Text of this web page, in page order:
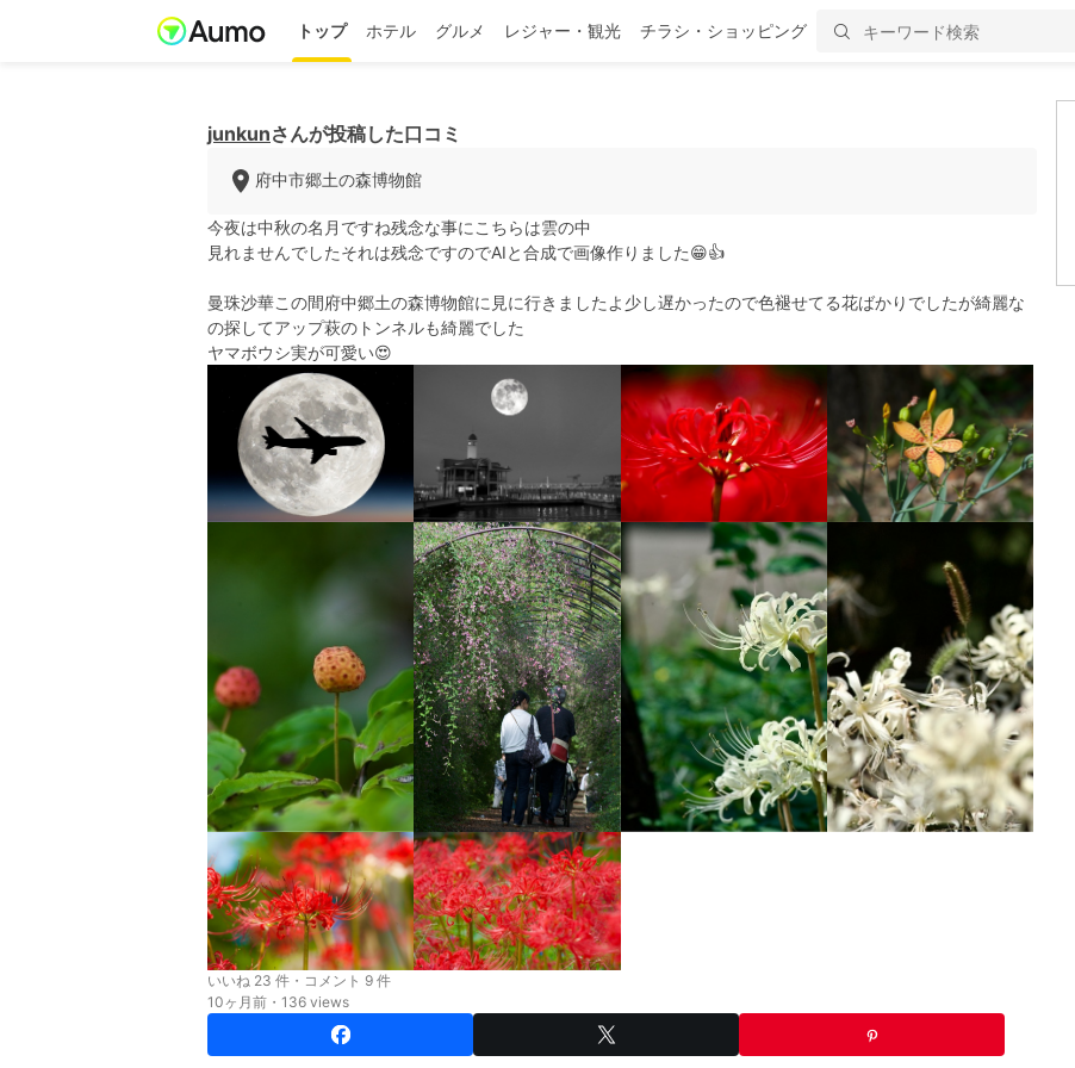
トップ ホテル グルメ レジャー・観光 チラシ・ショッピング
junkunさんが投稿した口コミ
府中市郷土の森博物館
今夜は中秋の名月ですね残念な事にこちらは雲の中
見れませんでしたそれは残念ですのでAIと合成で画像作りました😁👍
曼珠沙華この間府中郷土の森博物館に見に行きましたよ少し遅かったので色褪せてる花ばかりでしたが綺麗な
の探してアップ萩のトンネルも綺麗でした
ヤマボウシ実が可愛い😍
いいね 23 件・コメント 9 件
10ヶ月前・136 views